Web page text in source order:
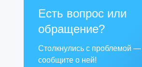
Есть вопрос или
обращение?
Столкнулись с проблемой —
сообщите о ней!